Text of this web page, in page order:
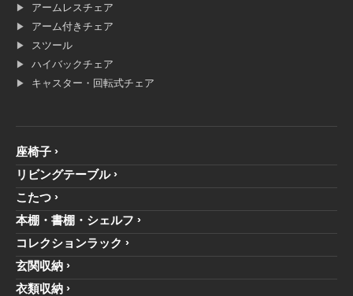
アームレスチェア
アーム付きチェア
スツール
ハイバックチェア
キャスター・回転式チェア
座椅子
リビングテーブル
こたつ
本棚・書棚・シェルフ
コレクションラック
玄関収納
衣類収納